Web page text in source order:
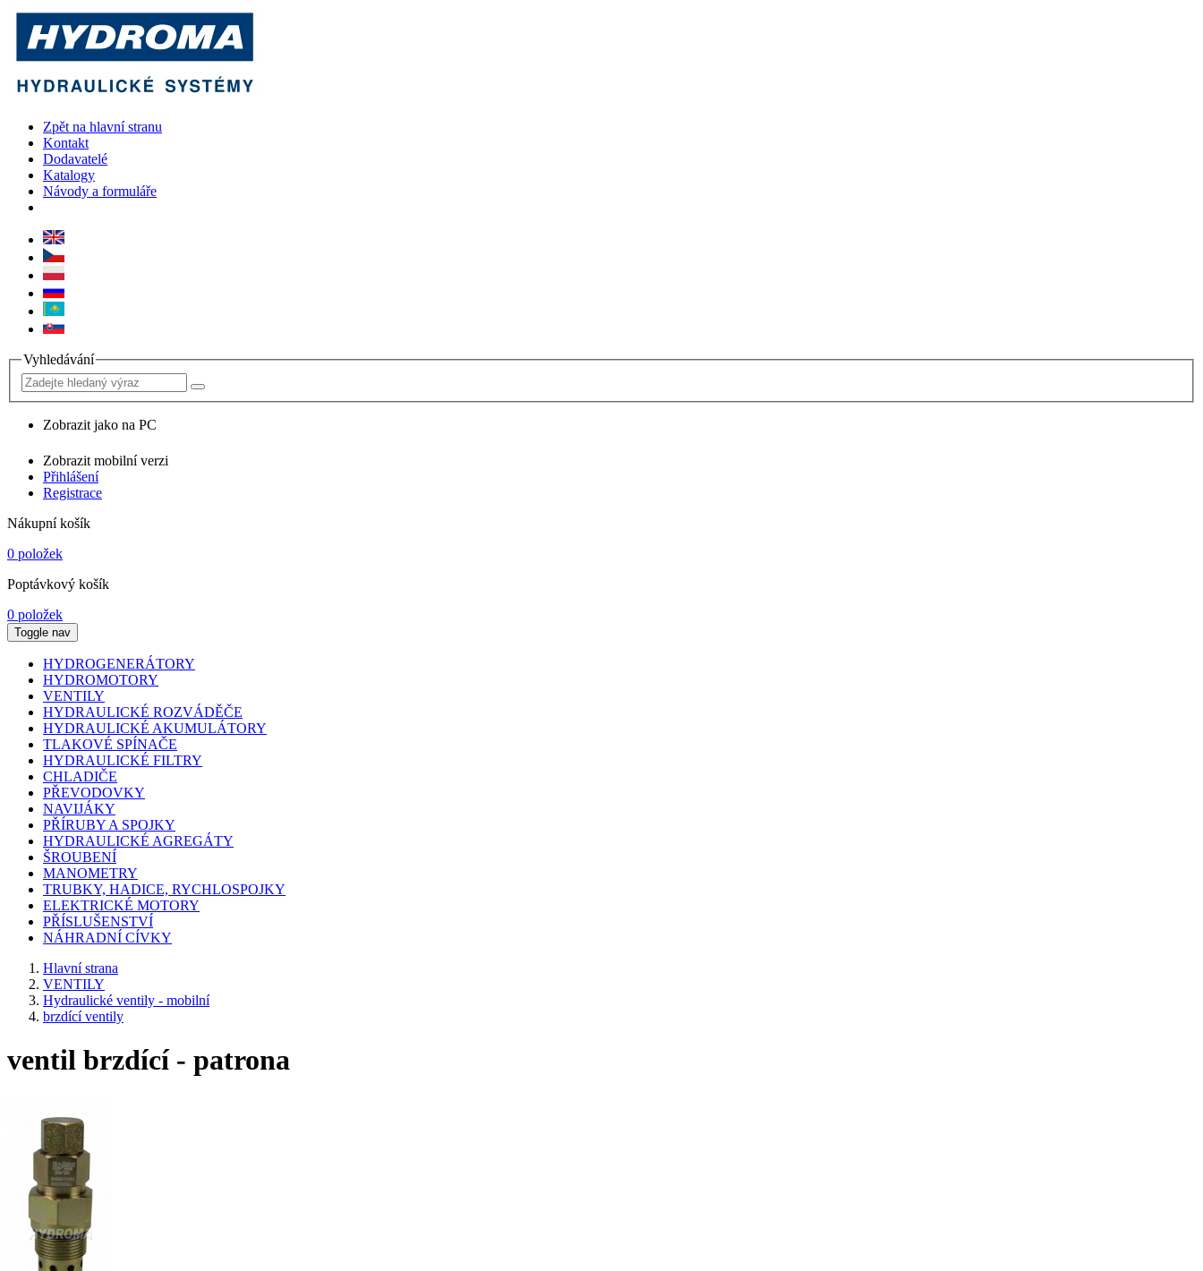
Zpět na hlavní stranu
Kontakt
Dodavatelé
Katalogy
Návody a formuláře
Vyhledávání
Zobrazit jako na PC
Zobrazit mobilní verzi
Přihlášení
Registrace
Nákupní košík
0 položek
Poptávkový košík
0 položek
Toggle nav
HYDROGENERÁTORY
HYDROMOTORY
VENTILY
HYDRAULICKÉ ROZVÁDĚČE
HYDRAULICKÉ AKUMULÁTORY
TLAKOVÉ SPÍNAČE
HYDRAULICKÉ FILTRY
CHLADIČE
PŘEVODOVKY
NAVIJÁKY
PŘÍRUBY A SPOJKY
HYDRAULICKÉ AGREGÁTY
ŠROUBENÍ
MANOMETRY
TRUBKY, HADICE, RYCHLOSPOJKY
ELEKTRICKÉ MOTORY
PŘÍSLUŠENSTVÍ
NÁHRADNÍ CÍVKY
Hlavní strana
VENTILY
Hydraulické ventily - mobilní
brzdící ventily
ventil brzdící - patrona